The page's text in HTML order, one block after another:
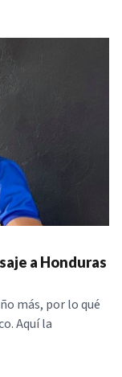
a Honduras
más, por lo qué
Aquí la